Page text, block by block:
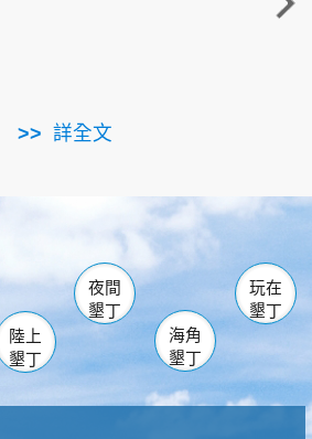
詳全文
走進
南仁湖
佳樂水
然中心 森林遊樂區
墾管處遊客中心
社頂公園 風吹沙
船帆石 龍磐公園
香蕉灣
砂島
鵝鑾鼻
陸上
墾丁
夜間
墾丁
海角
墾丁
玩在
墾丁